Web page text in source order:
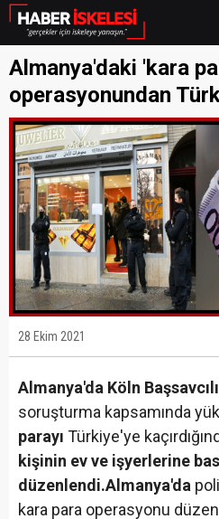
Almanya'daki 'kara
operasyonundan
28 Ekim 2021
Almanya'da Köln
soruşturma kapsamında
parayı Türkiye'ye
kişinin ev ve işyerlerine
düzenlendi.Almanya'da
kara para operasyonu